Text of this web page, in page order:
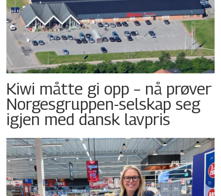
Kiwi måtte gi opp – nå prøver
Norgesgruppen-selskap seg
igjen med dansk lavpris